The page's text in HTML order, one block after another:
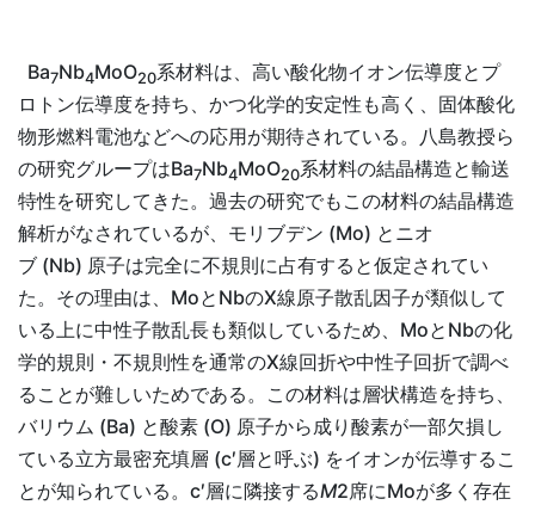
Ba7Nb4MoO20系材料は、高い酸化物イオン伝導度とプ
ロトン伝導度を持ち、かつ化学的安定性も高く、固体酸化
物形燃料電池などへの応用が期待されている。八島教授ら
の研究グループはBa7Nb4MoO20系材料の結晶構造と輸送
特性を研究してきた。過去の研究でもこの材料の結晶構造
解析がなされているが、モリブデン (Mo) とニオ
ブ (Nb) 原子は完全に不規則に占有すると仮定されてい
た。その理由は、MoとNbのX線原子散乱因子が類似して
いる上に中性子散乱長も類似しているため、MoとNbの化
学的規則・不規則性を通常のX線回折や中性子回折で調べ
ることが難しいためである。この材料は層状構造を持ち、
バリウム (Ba) と酸素 (O) 原子から成り酸素が一部欠損し
ている立方最密充填層 (c′層と呼ぶ) をイオンが伝導するこ
とが知られている。c′層に隣接するM2席にMoが多く存在